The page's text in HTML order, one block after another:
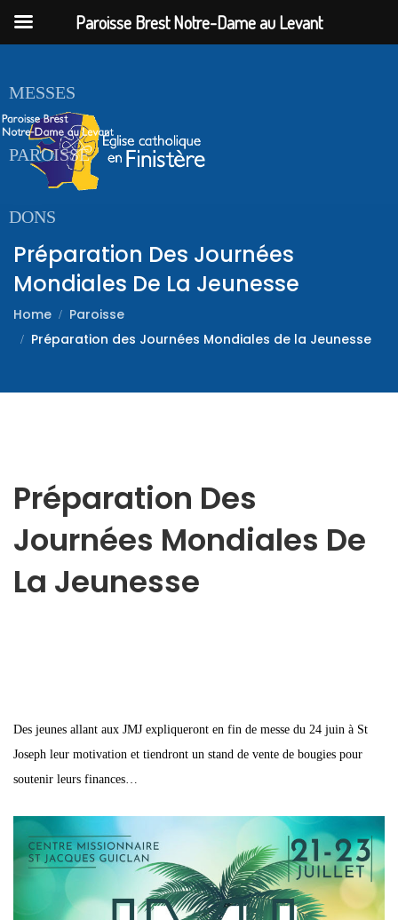
ACCUEIL
MESSES
PAROISSE
DONS
Préparation Des Journées
Mondiales De La Jeunesse
Home
Paroisse
Préparation des Journées Mondiales de la Jeunesse
Préparation Des
Journées Mondiales De
La Jeunesse
Des jeunes allant aux JMJ expliqueront en fin de messe du 24 juin à St
Joseph leur motivation et tiendront un stand de vente de bougies pour
soutenir leurs finances…
Paroisse Brest Notre-Dame au Levant